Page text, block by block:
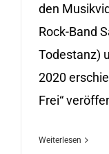
den
Rock-Band
Todestanz)
2020
Frei“
Weiterlesen